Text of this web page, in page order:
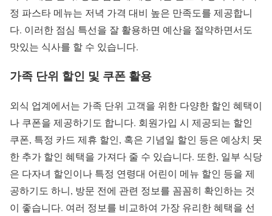
정 파스타 메뉴는 저녁 가격 대비 높은 만족도를 제공합니
다. 이러한 점심 특선을 잘 활용하면 예산을 절약하면서도
맛있는 식사를 할 수 있습니다.
가족 단위 할인 및 쿠폰 활용
외식 업계에서는 가족 단위 고객을 위한 다양한 할인 혜택이
나 쿠폰을 제공하기도 합니다. 회원가입 시 제공되는 할인
쿠폰, 특정 카드 제휴 할인, 혹은 기념일 할인 등은 예상치 못
한 추가 할인 혜택을 가져다 줄 수 있습니다. 또한, 일부 식당
은 다자녀 할인이나 특정 연령대 어린이 메뉴 할인 등을 제
공하기도 하니, 방문 전에 관련 정보를 꼼꼼히 확인하는 것
이 좋습니다. 여러 정보를 비교하여 가장 유리한 혜택을 선